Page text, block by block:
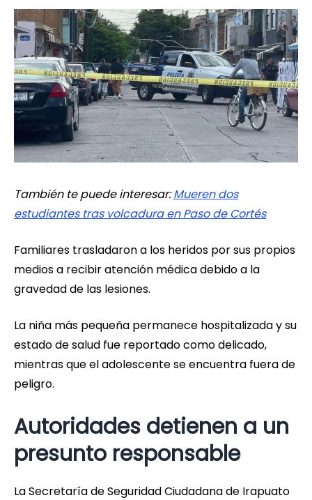
También te puede interesar:Mueren dos
estudiantes tras volcadura en Paso de Cortés
Familiares trasladaron a los heridos por sus propios
medios a recibir atención médica debido a la
gravedad de las lesiones.
La niña más pequeña permanece hospitalizada y su
estado de salud fue reportado como delicado,
mientras que el adolescente se encuentra fuera de
peligro.
Autoridades detienen a un
presunto responsable
La Secretaría de Seguridad Ciudadana de Irapuato